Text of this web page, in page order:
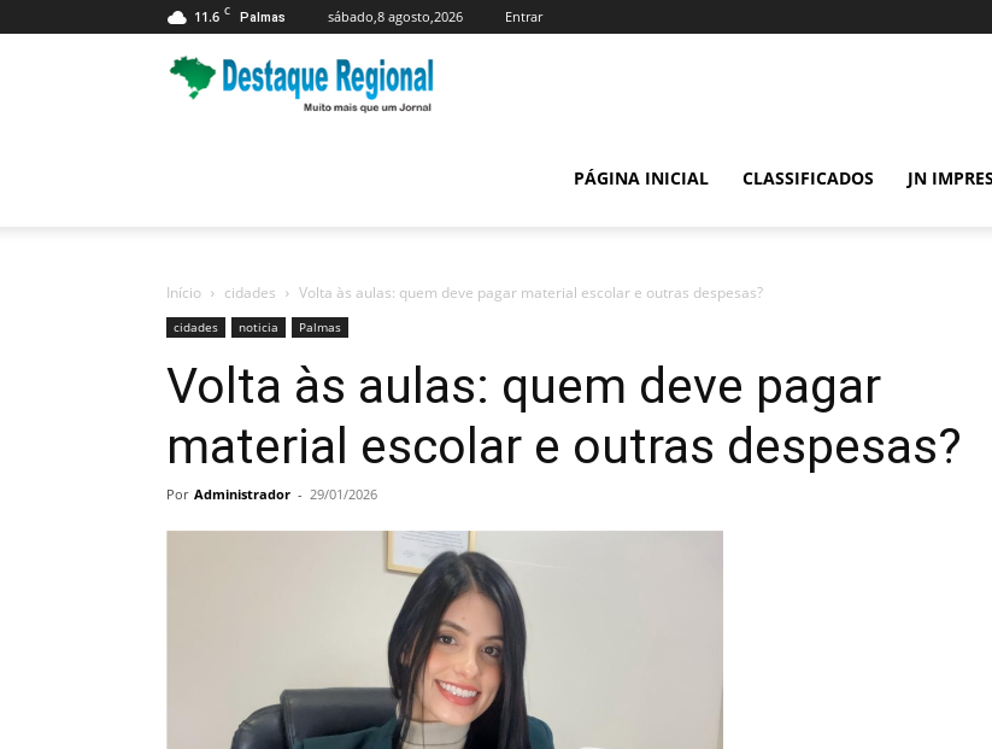
11.6 C Palmas sábado,8 agosto,2026 Entrar
PÁGINA INICIAL CLASSIFICADOS JN
Início cidades Volta às aulas: quem deve pagar material escolar e outras despesas?
cidades noticia Palmas
Volta às aulas: quem deve pagar
material escolar e outras despesas?
Por Administrador - 29/01/2026